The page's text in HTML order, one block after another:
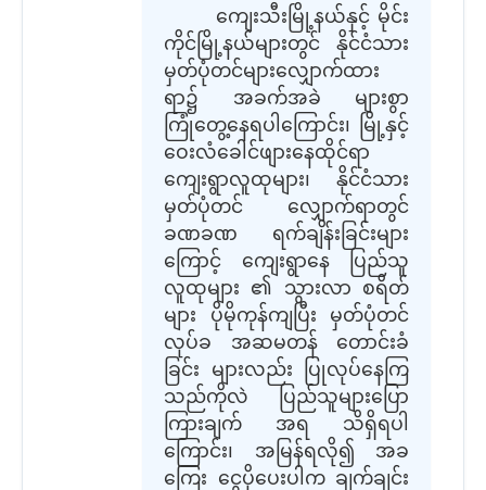
ကျေးသီးမြို့နယ်နှင့် မိုင်း
ကိုင်မြို့နယ်များတွင် နိုင်ငံသား
မှတ်ပုံတင်များလျှောက်ထား
ရာ၌ အခက်အခဲ များစွာ
ကြုံတွေ့နေရပါကြောင်း၊ မြို့နှင့်
ဝေးလံခေါင်ဖျားနေထိုင်ရာ
ကျေးရွာလူထုများ၊ နိုင်ငံသား
မှတ်ပုံတင် လျှောက်ရာတွင်
ခဏခဏ ရက်ချိန်းခြင်းများ
ကြောင့် ကျေးရွာနေ ပြည်သူ
လူထုများ ၏ သွားလာ စရိတ်
များ ပိုမိုကုန်ကျပြီး မှတ်ပုံတင်
လုပ်ခ အဆမတန် တောင်းခံ
ခြင်း များလည်း ပြုလုပ်နေကြ
သည်ကိုလဲ ပြည်သူများပြော
ကြားချက် အရ သိရှိရပါ
ကြောင်း၊ အမြန်ရလို၍ အခ
ကြေး ငွေပိုပေးပါက ချက်ချင်း